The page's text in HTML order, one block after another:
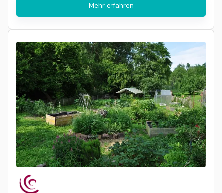
Mehr erfahren